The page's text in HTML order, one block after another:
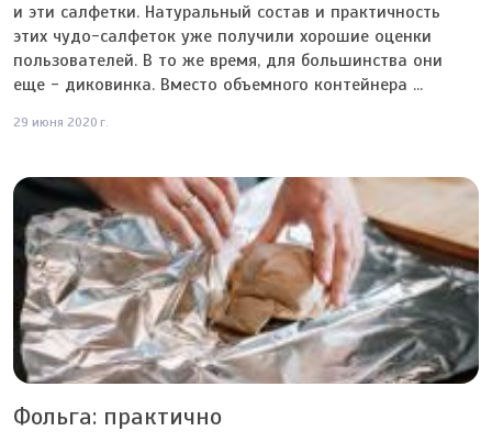
и эти салфетки. Натуральный состав и практичность
этих чудо-салфеток уже получили хорошие оценки
пользователей. В то же время, для большинства они
еще - диковинка. Вместо объемного контейнера ...
29 июня 2020 г.
Фольга: практично